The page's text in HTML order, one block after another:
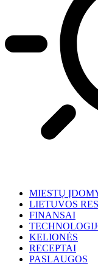
MIESTŲ
LIETUVOS
FINANSAI
KELIONĖS
RECEPTAI
PASLAUGOS